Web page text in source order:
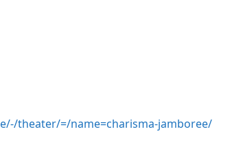
theater/=/name=charisma-jamboree/